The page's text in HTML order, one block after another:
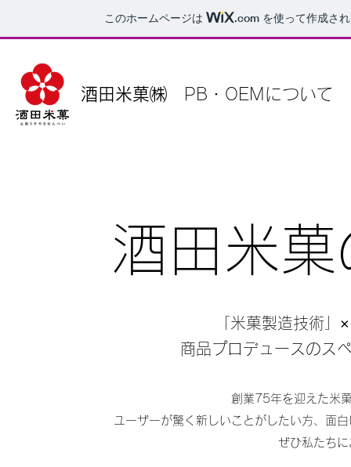
このホームページは .com を使って作成さ
酒田米菓㈱ PB・OEMについて
酒田米
「米菓製造技術」
商品プロデュースのス
創業75年を迎えた米
ユーザーが驚く新しいことがしたい方、面
ぜひ私たち